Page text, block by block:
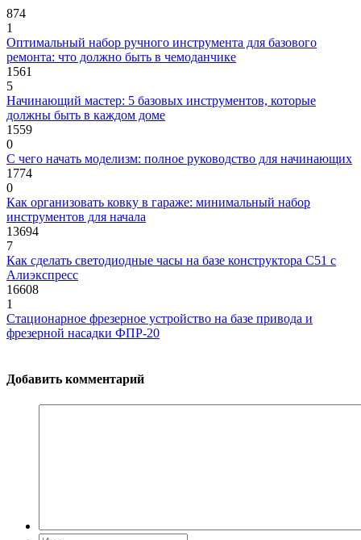
874
1
Оптимальный набор ручного инструмента для базового
ремонта: что должно быть в чемоданчике
1561
5
Начинающий мастер: 5 базовых инструментов, которые
должны быть в каждом доме
1559
0
С чего начать моделизм: полное руководство для начинающих
1774
0
Как организовать ковку в гараже: минимальный набор
инструментов для начала
13694
7
Как сделать светодиодные часы на базе конструктора С51 с
Алиэкспресс
16608
1
Стационарное фрезерное устройство на базе привода и
фрезерной насадки ФПР-20
Добавить комментарий